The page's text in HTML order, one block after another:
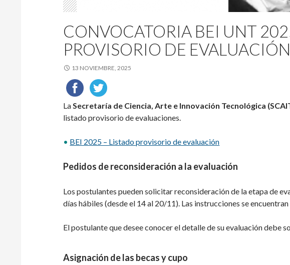
CONVOCATORIA BEI UNT
PROVISORIO DE EVALUACIÓN
13 NOVIEMBRE, 2025
LaSecretaría de Ciencia, Arte e Innovación Tecnológica
listado provisorio de evaluaciones.
• BEI 2025 – Listado provisorio de evaluación
Pedidos de reconsideración a la evaluación
Los postulantes pueden solicitar reconsideración de la etapa de
días hábiles (desde el 14 al 20/11). Las instrucciones se
El postulante que desee conocer el detalle de su evaluación debe
Asignación de las becas y cupo